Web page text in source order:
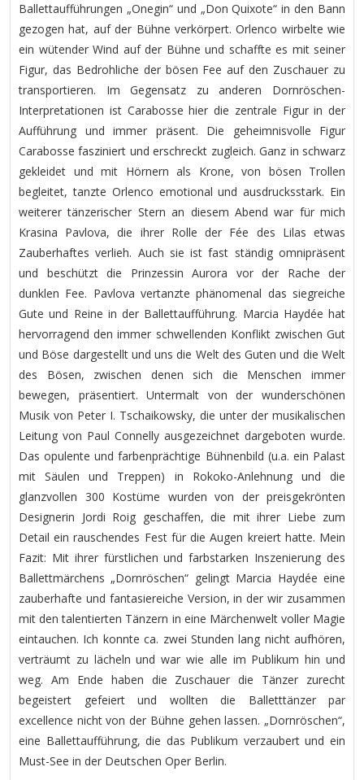
Ballettaufführungen „Onegin“ und „Don Quixote“ in den Bann
gezogen hat, auf der Bühne verkörpert. Orlenco wirbelte wie
ein wütender Wind auf der Bühne und schaffte es mit seiner
Figur, das Bedrohliche der bösen Fee auf den Zuschauer zu
transportieren. Im Gegensatz zu anderen Dornröschen-
Interpretationen ist Carabosse hier die zentrale Figur in der
Aufführung und immer präsent. Die geheimnisvolle Figur
Carabosse fasziniert und erschreckt zugleich. Ganz in schwarz
gekleidet und mit Hörnern als Krone, von bösen Trollen
begleitet, tanzte Orlenco emotional und ausdrucksstark. Ein
weiterer tänzerischer Stern an diesem Abend war für mich
Krasina Pavlova, die ihrer Rolle der Fée des Lilas etwas
Zauberhaftes verlieh. Auch sie ist fast ständig omnipräsent
und beschützt die Prinzessin Aurora vor der Rache der
dunklen Fee. Pavlova vertanzte phänomenal das siegreiche
Gute und Reine in der Ballettaufführung. Marcia Haydée hat
hervorragend den immer schwellenden Konflikt zwischen Gut
und Böse dargestellt und uns die Welt des Guten und die Welt
des Bösen, zwischen denen sich die Menschen immer
bewegen, präsentiert. Untermalt von der wunderschönen
Musik von Peter I. Tschaikowsky, die unter der musikalischen
Leitung von Paul Connelly ausgezeichnet dargeboten wurde.
Das opulente und farbenprächtige Bühnenbild (u.a. ein Palast
mit Säulen und Treppen) in Rokoko-Anlehnung und die
glanzvollen 300 Kostüme wurden von der preisgekrönten
Designerin Jordi Roig geschaffen, die mit ihrer Liebe zum
Detail ein rauschendes Fest für die Augen kreiert hatte. Mein
Fazit: Mit ihrer fürstlichen und farbstarken Inszenierung des
Ballettmärchens „Dornröschen“ gelingt Marcia Haydée eine
zauberhafte und fantasiereiche Version, in der wir zusammen
mit den talentierten Tänzern in eine Märchenwelt voller Magie
eintauchen. Ich konnte ca. zwei Stunden lang nicht aufhören,
verträumt zu lächeln und war wie alle im Publikum hin und
weg. Am Ende haben die Zuschauer die Tänzer zurecht
begeistert gefeiert und wollten die Balletttänzer par
excellence nicht von der Bühne gehen lassen. „Dornröschen“,
eine Ballettaufführung, die das Publikum verzaubert und ein
Must-See in der Deutschen Oper Berlin.